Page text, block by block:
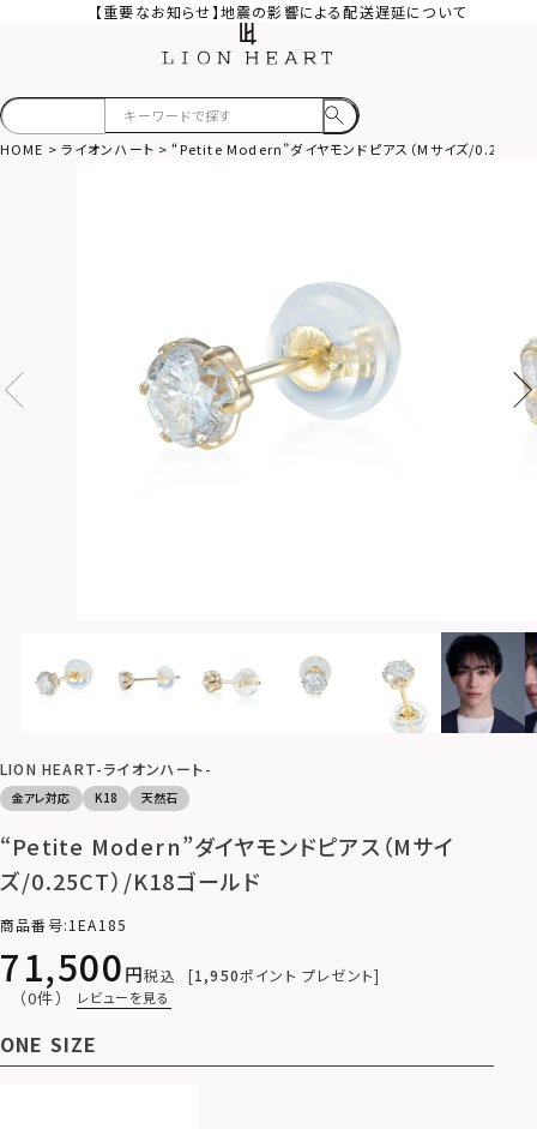
【重要なお知らせ】地震の影響による配送遅延について
HOME ライオンハート “Petite Modern”ダイヤモンドピアス（Mサイズ/0.25CT
LION HEART-ライオンハート-
金アレ対応 K18 天然石
“Petite Modern”ダイヤモンドピアス（Mサイ
ズ/0.25CT）/K18ゴールド
商品番号 1EA185
71,500 税込 1,950ポイント プレゼント
（0件） レビューを見る
ONE SIZE